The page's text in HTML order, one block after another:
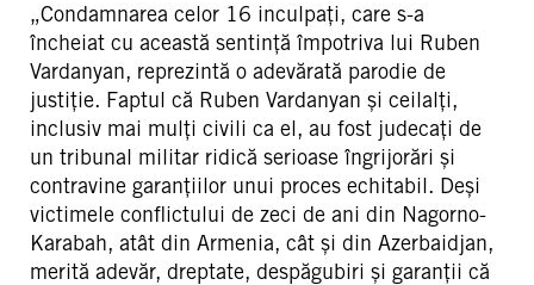
„Condamnarea celor 16 inculpați, care s-a
încheiat cu această sentință împotriva lui Ruben
Vardanyan, reprezintă o adevărată parodie de
justiție. Faptul că Ruben Vardanyan și ceilalți,
inclusiv mai mulți civili ca el, au fost judecați de
un tribunal militar ridică serioase îngrijorări și
contravine garanțiilor unui proces echitabil. Deși
victimele conflictului de zeci de ani din Nagorno-
Karabah, atât din Armenia, cât și din Azerbaidjan,
merită adevăr, dreptate, despăgubiri și garanții că